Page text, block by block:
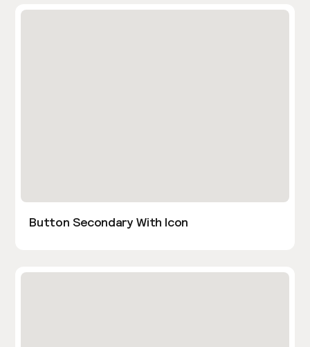
Button Secondary With Icon